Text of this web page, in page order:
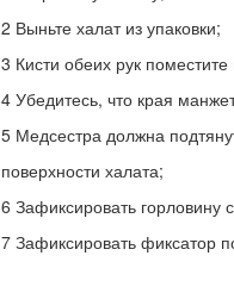
2 Выньте халат из упаковки;
3 Кисти обеих рук
4 Убедитесь, что края
5 Медсестра должна
поверхности халата;
6 Зафиксировать горловину
7 Зафиксировать фиксатор